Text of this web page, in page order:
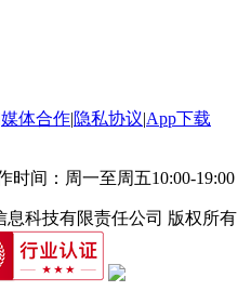
媒体合作|隐私协议|App下载
时间：周一至周五10:00-19:00
息科技有限责任公司 版权所有